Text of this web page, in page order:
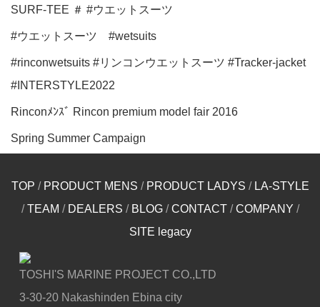
SURF-TEE ＃ #ウエットスーツ
#ウエットスーツ #wetsuits
#rinconwetsuits #リンコンウエットスーツ #Tracker-jacket
#INTERSTYLE2022
Rinconﾒﾝｽﾞ Rincon premium model fair 2016
Spring Summer Campaign
TOP / PRODUCT MENS / PRODUCT LADYS / LA-STYLE
/TEAM / DEALERS / BLOG/CONTACT/COMPANY /
SITE legacy
TOSHI'S MARINE PROJECT CO.,LTD
3-30-20 Nakashinden Ebina city